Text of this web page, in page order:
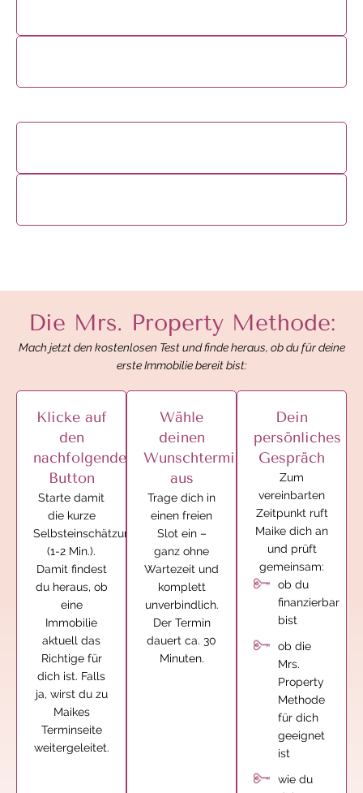
Die Mrs. Property Methode:
Mach jetzt den kostenlosen Test und finde heraus, ob du für deine
erste Immobilie bereit bist:
Klicke auf
den
nachfolgenden
Button
Starte damit
die kurze
Selbsteinschätzung
(1-2 Min.).
Damit findest
du heraus, ob
eine
Immobilie
aktuell das
Richtige für
dich ist. Falls
ja, wirst du zu
Maikes
Terminseite
weitergeleitet.
Wähle
deinen
Wunschtermin
aus
Trage dich in
einen freien
Slot ein –
ganz ohne
Wartezeit und
komplett
unverbindlich.
Der Termin
dauert ca. 30
Minuten.
Dein
persönliches
Gespräch
Zum
vereinbarten
Zeitpunkt ruft
Maike dich an
und prüft
gemeinsam:
ob du
finanzierbar
bist
ob die
Mrs.
Property
Methode
für dich
geeignet
ist
wie du